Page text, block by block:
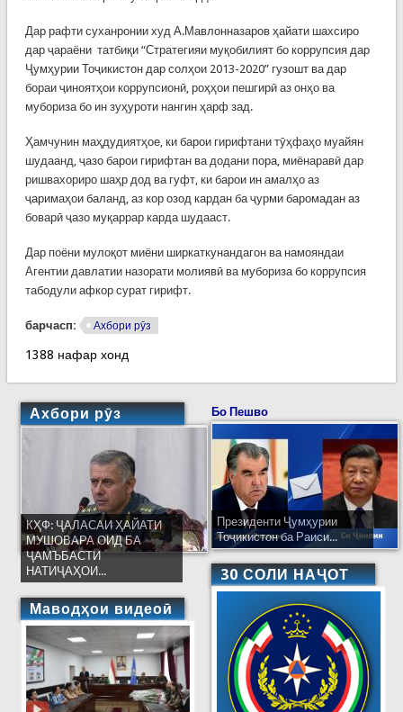
Дар рафти суханронии худ А.Мавлонназаров ҳайати шахсиро
дар ҷараёни татбиқи “Стратегияи муқобилият бо коррупсия дар
Ҷумҳурии Тоҷикистон дар солҳои 2013-2020” гузошт ва дар
бораи ҷиноятҳои коррупсионӣ, роҳҳои пешгирӣ аз онҳо ва
мубориза бо ин зуҳуроти нангин ҳарф зад.
Ҳамчунин маҳдудиятҳое, ки барои гирифтани тӯҳфаҳо муайян
шудаанд, ҷазо барои гирифтан ва додани пора, миёнаравӣ дар
ришвахориро шаҳр дод ва гуфт, ки барои ин амалҳо аз
ҷаримаҳои баланд, аз кор озод кардан ба ҷурми баромадан аз
боварӣ ҷазо муқаррар карда шудааст.
Дар поёни мулоқот миёни ширкаткунандагон ва намояндаи
Агентии давлатии назорати молиявӣ ва мубориза бо коррупсия
табодули афкор сурат гирифт.
барчасп: Ахбори рӯз
1388 нафар хонд
Ахбори рӯз
КҲФ: ҶАЛАСАИ ҲАЙАТИ
МУШОВАРА ОИД БА
ҶАМЪБАСТИ
НАТИҶАҲОИ...
Маводҳои видеоӣ
Бо Пешво
Президенти Ҷумҳурии
Тоҷикистон ба Раиси...
30 СОЛИ НАҶОТ